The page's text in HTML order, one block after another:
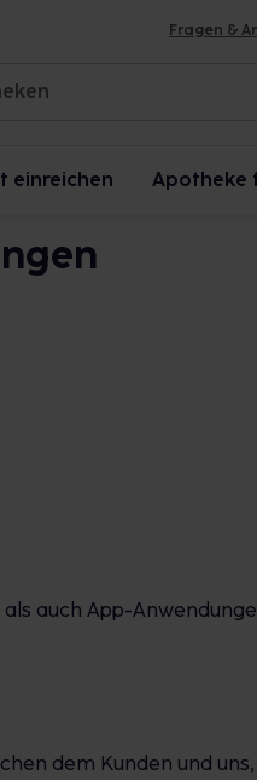
Fragen &
einreichen Apotheke
auch App-
dem Kunden und